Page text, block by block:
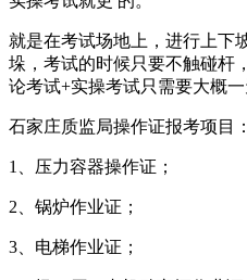
就是在考试场地上，进行上下
垛，考试的时候只要不触碰杆
论考试+实操考试只需要大概一
石家庄质监局操作证报考项目：
1、压力容器操作证；
2、锅炉作业证；
3、电梯作业证；